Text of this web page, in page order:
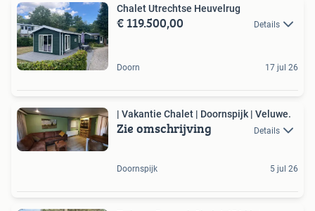
Chalet Utrechtse Heuvelrug
€ 119.500,00 Details
Doorn 17 jul 26
| Vakantie Chalet | Doornspijk | Veluwe.
Zie omschrijving Details
Doornspijk 5 jul 26